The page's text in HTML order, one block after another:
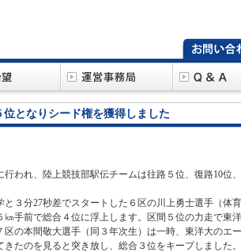
となりシード権を獲得しました
われ、陸上競技部駅伝チームは往路５位、復路10位
３分27秒差でスタートした６区の川上勇士選手（体
手前で総合４位に浮上します。区間５位の力走で東
の本間敬大選手（同３年次生）は一時、東洋大のエー
たのを見ると突き放し、総合３位をキープしました